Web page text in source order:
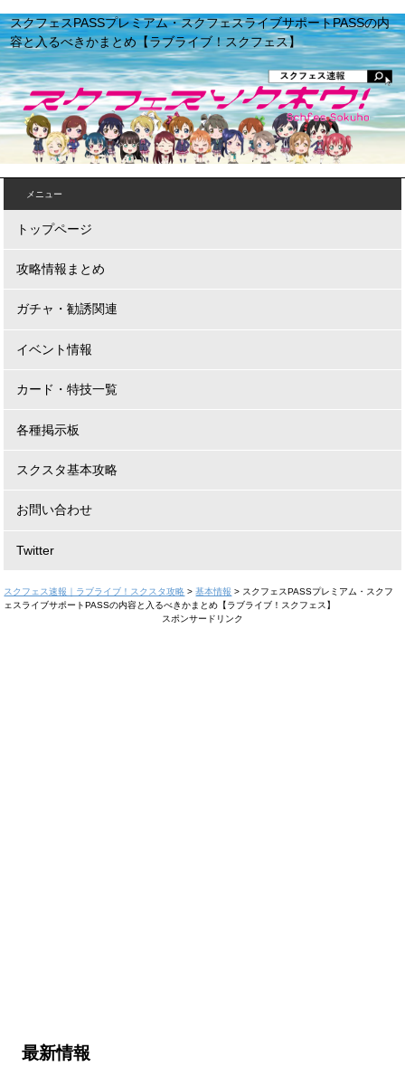
スクフェスPASSプレミアム・スクフェスライブサポートPASSの内
容と入るべきかまとめ【ラブライブ！スクフェス】
メニュー
トップページ
攻略情報まとめ
ガチャ・勧誘関連
イベント情報
カード・特技一覧
各種掲示板
スクスタ基本攻略
お問い合わせ
Twitter
スクフェス速報｜ラブライブ！スクスタ攻略 >基本情報 > スクフェスPASSプレミアム・スクフ
ェスライブサポートPASSの内容と入るべきかまとめ【ラブライブ！スクフェス】
スポンサードリンク
最新情報